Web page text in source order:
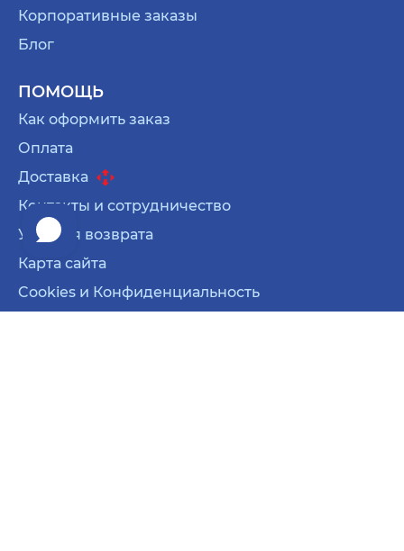
Корпоративные заказы
Блог
ПОМОЩЬ
Как оформить заказ
Оплата
Доставка
Контакты и сотрудничество
Условия возврата
Карта сайта
Cookies и Конфиденциальность